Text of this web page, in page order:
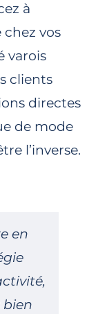
à
vos
varois
clients
directes
de mode
l’inverse.
en
bien